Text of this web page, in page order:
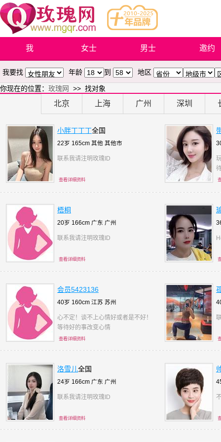
我 女士 男士 邀约
我要找 年龄 到 地区
你现在的位置： 玫瑰网 >> 找对象
北京 上海 广州 深圳
小胖丁丁丁全国
22岁 165cm 其他 其他市
联系我请注明玫瑰ID
查看详细资料
梧桐
20岁 166cm 广东 广州
联系我请注明玫瑰ID
查看详细资料
会员5423136
40岁 160cm 江苏 苏州
心不定！谈不上心情好或者是不好！
等待好的事改变心情
查看详细资料
洛雪儿全国
24岁 166cm 广东 广州
联系我请注明玫瑰ID
查看详细资料